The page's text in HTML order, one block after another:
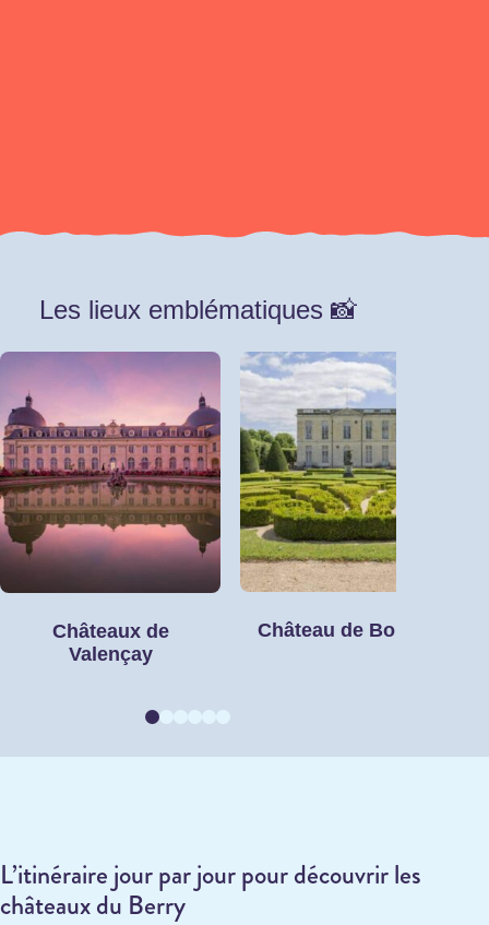
Les lieux emblématiques 📸
Châteaux de
Valençay
Château de Bouges
L’itinéraire jour par jour pour découvrir les
châteaux du Berry